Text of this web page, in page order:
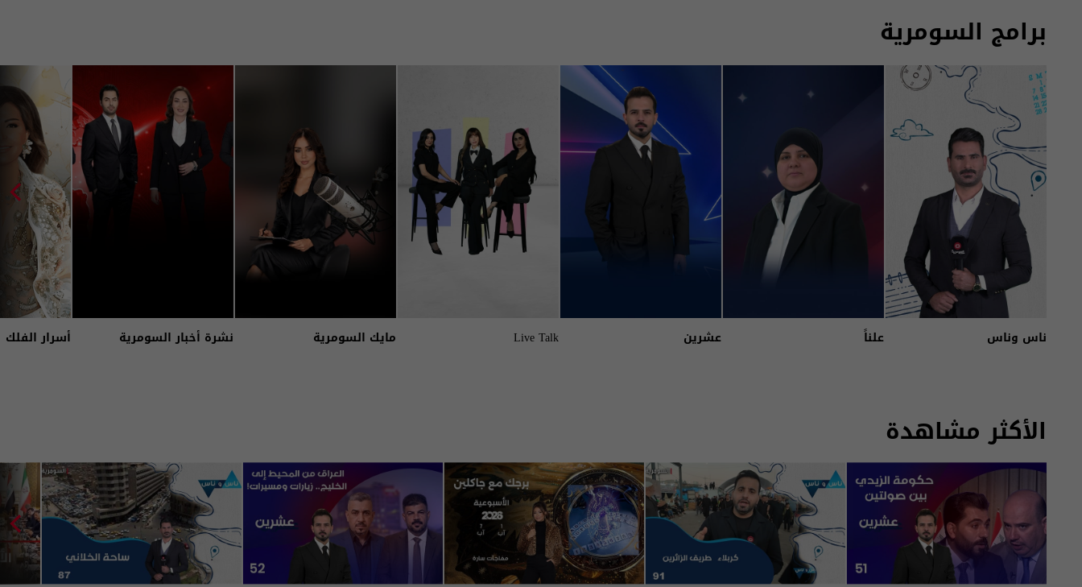
برامج السومرية
ناس وناس علناً عشرين Live Talk مايك السومرية نشرة أخبار السومرية أسرار الفلك
الأكثر مشاهدة